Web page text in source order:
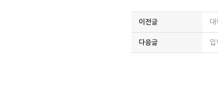
이전글 대
다음글 입